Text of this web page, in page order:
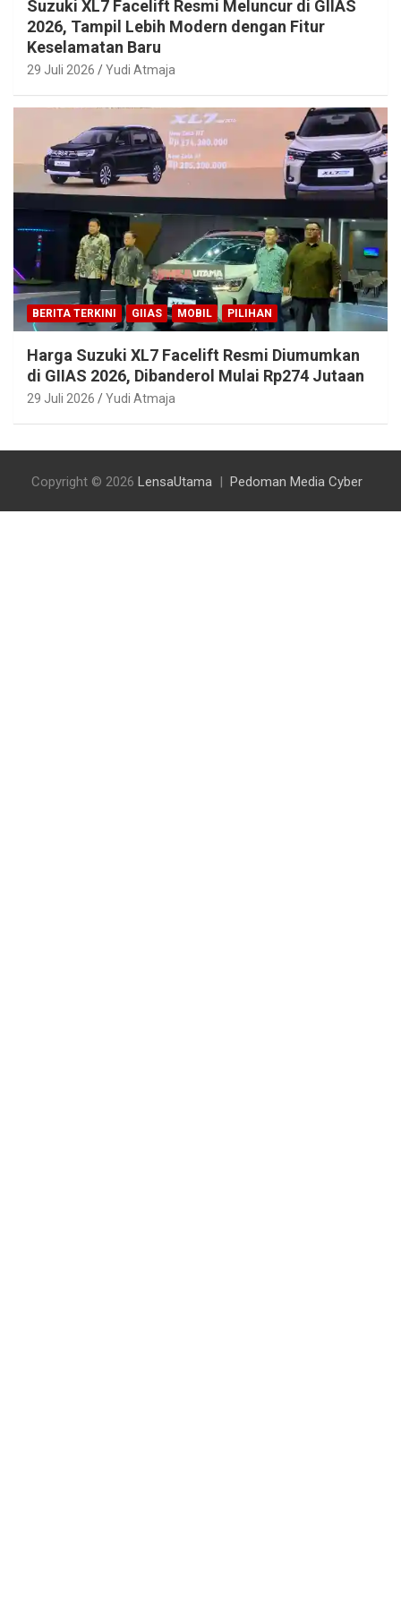
Suzuki XL7 Facelift Resmi Meluncur di GIIAS
2026, Tampil Lebih Modern dengan Fitur
Keselamatan Baru
29 Juli 2026 Yudi Atmaja
BERITA TERKINI GIIAS MOBIL PILIHAN
Harga Suzuki XL7 Facelift Resmi Diumumkan
di GIIAS 2026, Dibanderol Mulai Rp274 Jutaan
29 Juli 2026 Yudi Atmaja
Copyright © 2026 LensaUtama Pedoman Media Cyber